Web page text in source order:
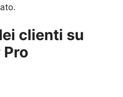
clienti su